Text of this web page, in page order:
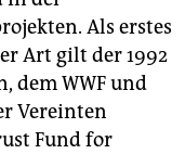
Als erstes
Art gilt der 1992
dem WWF und
Vereinten
Fund for